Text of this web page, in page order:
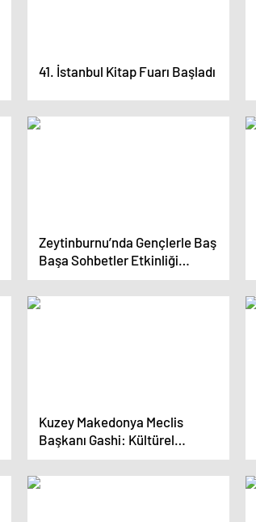
41. İstanbul Kitap Fuarı Başladı
Zeytinburnu’nda Gençlerle Baş
Başa Sohbetler Etkinliği
Gerçekleşti
Kuzey Makedonya Meclis
Başkanı Gashi: Kültürel
İşbirliğimizle Geleceği
Tasarlıyoruz